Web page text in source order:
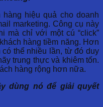
hiệu quả cho doanh
marketing. Công cụ này
mà chỉ với một cú “click”
hàng tiềm năng. Hơn
thể nhiều lần, từ đó duy
trung thực và khiêm tốn.
hàng rộng hơn nữa.
dùng nó để giải quyết